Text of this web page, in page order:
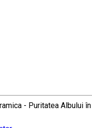
- Puritatea Albului